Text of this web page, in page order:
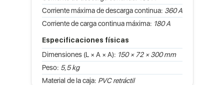
Corriente máxima de descarga continua: 360 A
Corriente de carga continua máxima: 180 A
Especificaciones físicas
Dimensiones (L × A × A): 150 × 72 × 300 mm
Peso: 5,5 kg
Material de la caja: PVC retráctil